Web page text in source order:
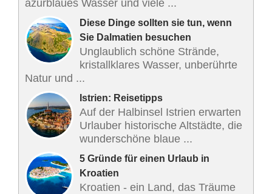
azurblaues Wasser und viele ...
Diese Dinge sollten sie tun, wenn
Sie Dalmatien besuchen
Unglaublich schöne Strände,
kristallklares Wasser, unberührte
Natur und ...
Istrien: Reisetipps
Auf der Halbinsel Istrien erwarten
Urlauber historische Altstädte, die
wunderschöne blaue ...
5 Gründe für einen Urlaub in
Kroatien
Kroatien - ein Land, das Träume